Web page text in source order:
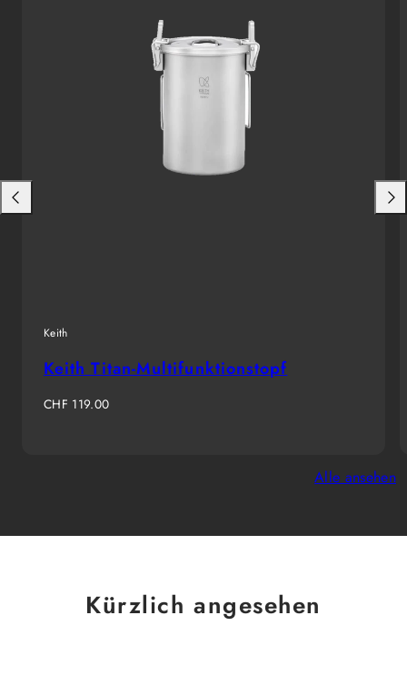
Keith
Keith Titan-Multifunktionstopf
Regulärer
CHF 119.00
Nach
links
Nach
Alle ansehen
Kürzlich angesehen